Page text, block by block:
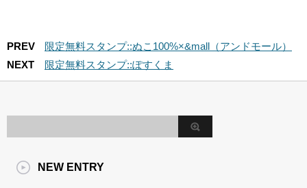
PREV
限定無料スタンプ::ぬこ100%×&mall（アンドモール）
NEXT
限定無料スタンプ::ぽすくま
NEW ENTRY